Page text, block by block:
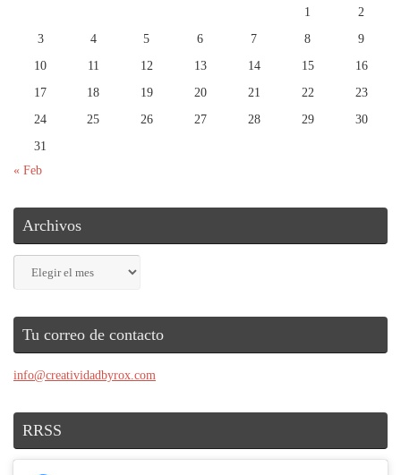
1
2
3
4 5 6 7 8
9
10
11 12 13 14 15
16
17
18 19 20 21 22
23
24
25 26 27 28 29
30
31
« Feb
Archivos
Tu correo de contacto
info@creatividadbyrox.com
RRSS